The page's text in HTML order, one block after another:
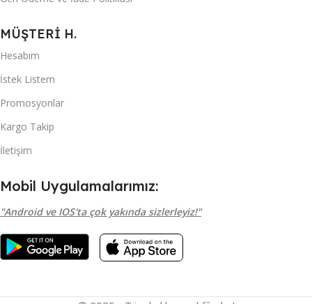
MÜŞTERİ H.
Hesabım
İstek Listem
Promosyonlar
Kargo Takip
İletişim
Mobil Uygulamalarımız:
"Android ve IOS'ta çok yakında sizlerleyiz!"